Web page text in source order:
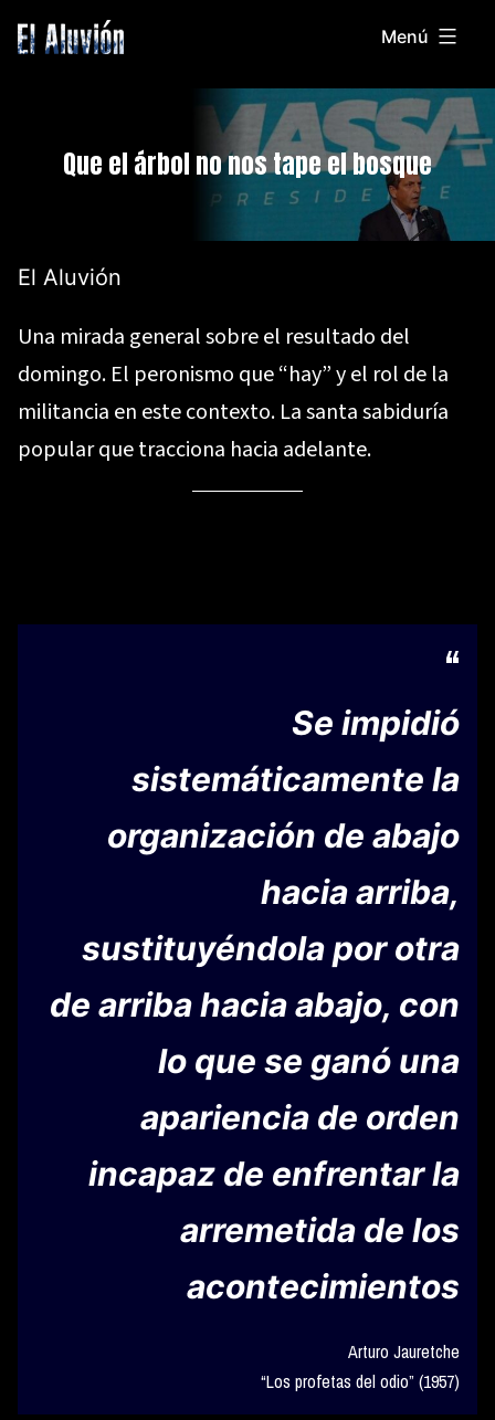
Saltar
El
Menú
Que el árbol no nos tape el bosque
El Aluvión
Una mirada general sobre el resultado del
domingo. El peronismo que “hay” y el rol de la
militancia en este contexto. La santa sabiduría
popular que tracciona hacia adelante.
Se impidió
sistemáticamente la
organización de abajo
hacia arriba,
sustituyéndola por otra
de arriba hacia abajo, con
lo que se ganó una
apariencia de orden
incapaz de enfrentar la
arremetida de los
acontecimientos
Arturo Jauretche
“Los profetas del odio” (1957)